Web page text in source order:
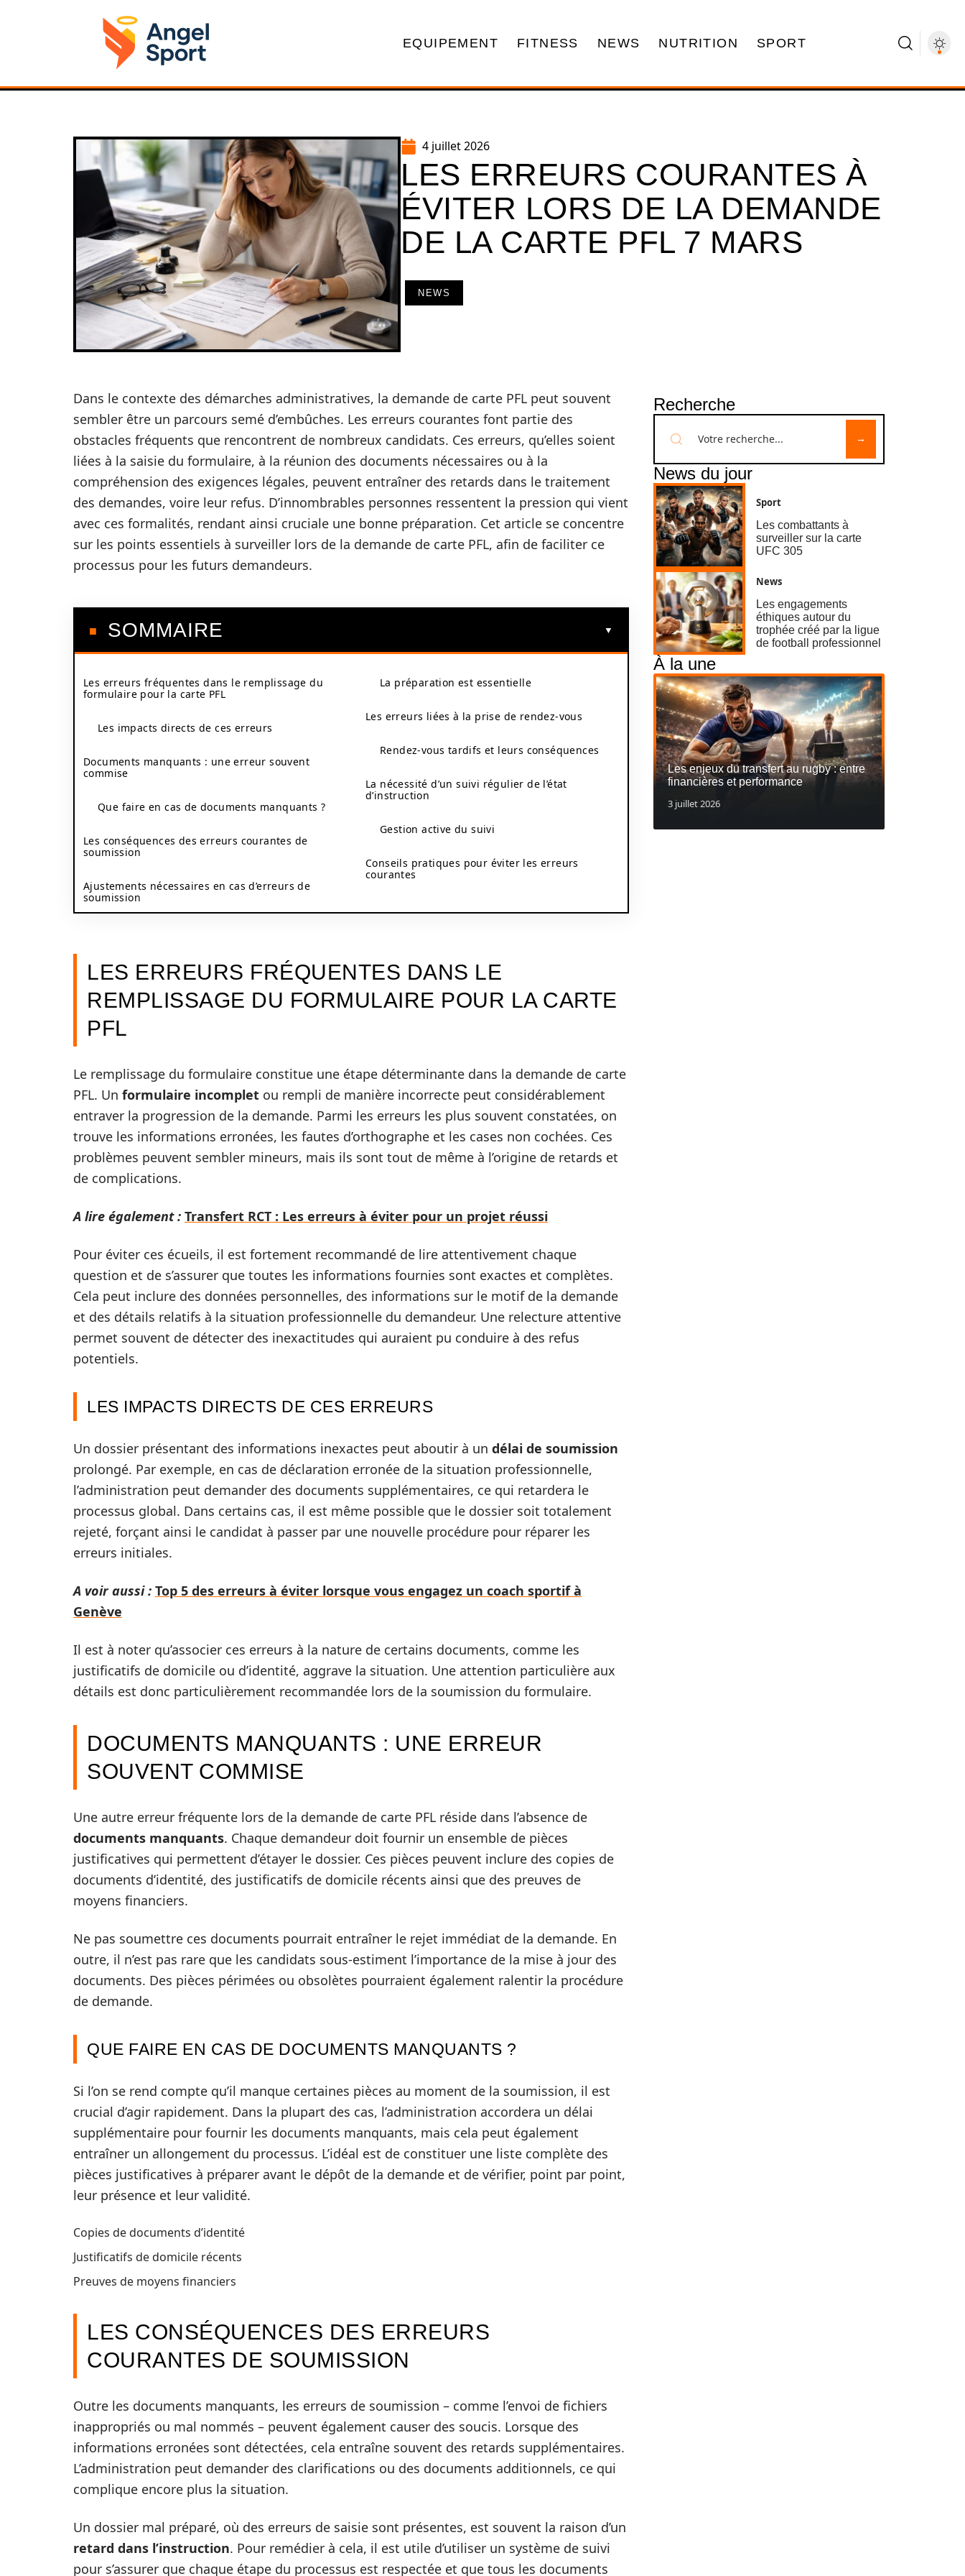
EQUIPEMENT FITNESS NEWS NUTRITION SPORT
4 juillet 2026
LES ERREURS COURANTES À
ÉVITER LORS DE LA DEMANDE
DE LA CARTE PFL 7 MARS
NEWS
Dans le contexte des démarches administratives, la demande de carte PFL peut souvent
sembler être un parcours semé d’embûches. Les erreurs courantes font partie des
obstacles fréquents que rencontrent de nombreux candidats. Ces erreurs, qu’elles soient
liées à la saisie du formulaire, à la réunion des documents nécessaires ou à la
compréhension des exigences légales, peuvent entraîner des retards dans le traitement
des demandes, voire leur refus. D’innombrables personnes ressentent la pression qui vient
avec ces formalités, rendant ainsi cruciale une bonne préparation. Cet article se concentre
sur les points essentiels à surveiller lors de la demande de carte PFL, afin de faciliter ce
processus pour les futurs demandeurs.
SOMMAIRE
Les erreurs fréquentes dans le remplissage du
formulaire pour la carte PFL
Les impacts directs de ces erreurs
Documents manquants : une erreur souvent
commise
Que faire en cas de documents manquants ?
Les conséquences des erreurs courantes de
soumission
Ajustements nécessaires en cas d’erreurs de
soumission
La préparation est essentielle
Les erreurs liées à la prise de rendez-vous
Rendez-vous tardifs et leurs conséquences
La nécessité d’un suivi régulier de l’état
d’instruction
Gestion active du suivi
Conseils pratiques pour éviter les erreurs
courantes
LES ERREURS FRÉQUENTES DANS LE
REMPLISSAGE DU FORMULAIRE POUR LA CARTE
PFL
Le remplissage du formulaire constitue une étape déterminante dans la demande de carte
PFL. Un formulaire incomplet ou rempli de manière incorrecte peut considérablement
entraver la progression de la demande. Parmi les erreurs les plus souvent constatées, on
trouve les informations erronées, les fautes d’orthographe et les cases non cochées. Ces
problèmes peuvent sembler mineurs, mais ils sont tout de même à l’origine de retards et
de complications.
A lire également : Transfert RCT : Les erreurs à éviter pour un projet réussi
Pour éviter ces écueils, il est fortement recommandé de lire attentivement chaque
question et de s’assurer que toutes les informations fournies sont exactes et complètes.
Cela peut inclure des données personnelles, des informations sur le motif de la demande
et des détails relatifs à la situation professionnelle du demandeur. Une relecture attentive
permet souvent de détecter des inexactitudes qui auraient pu conduire à des refus
potentiels.
LES IMPACTS DIRECTS DE CES ERREURS
Un dossier présentant des informations inexactes peut aboutir à un délai de soumission
prolongé. Par exemple, en cas de déclaration erronée de la situation professionnelle,
l’administration peut demander des documents supplémentaires, ce qui retardera le
processus global. Dans certains cas, il est même possible que le dossier soit totalement
rejeté, forçant ainsi le candidat à passer par une nouvelle procédure pour réparer les
erreurs initiales.
A voir aussi : Top 5 des erreurs à éviter lorsque vous engagez un coach sportif à
Genève
Il est à noter qu’associer ces erreurs à la nature de certains documents, comme les
justificatifs de domicile ou d’identité, aggrave la situation. Une attention particulière aux
détails est donc particulièrement recommandée lors de la soumission du formulaire.
DOCUMENTS MANQUANTS : UNE ERREUR
SOUVENT COMMISE
Une autre erreur fréquente lors de la demande de carte PFL réside dans l’absence de
documents manquants. Chaque demandeur doit fournir un ensemble de pièces
justificatives qui permettent d’étayer le dossier. Ces pièces peuvent inclure des copies de
documents d’identité, des justificatifs de domicile récents ainsi que des preuves de
moyens financiers.
Ne pas soumettre ces documents pourrait entraîner le rejet immédiat de la demande. En
outre, il n’est pas rare que les candidats sous-estiment l’importance de la mise à jour des
documents. Des pièces périmées ou obsolètes pourraient également ralentir la procédure
de demande.
QUE FAIRE EN CAS DE DOCUMENTS MANQUANTS ?
Si l’on se rend compte qu’il manque certaines pièces au moment de la soumission, il est
crucial d’agir rapidement. Dans la plupart des cas, l’administration accordera un délai
supplémentaire pour fournir les documents manquants, mais cela peut également
entraîner un allongement du processus. L’idéal est de constituer une liste complète des
pièces justificatives à préparer avant le dépôt de la demande et de vérifier, point par point,
leur présence et leur validité.
Copies de documents d’identité
Justificatifs de domicile récents
Preuves de moyens financiers
LES CONSÉQUENCES DES ERREURS
COURANTES DE SOUMISSION
Outre les documents manquants, les erreurs de soumission – comme l’envoi de fichiers
inappropriés ou mal nommés – peuvent également causer des soucis. Lorsque des
informations erronées sont détectées, cela entraîne souvent des retards supplémentaires.
L’administration peut demander des clarifications ou des documents additionnels, ce qui
complique encore plus la situation.
Un dossier mal préparé, où des erreurs de saisie sont présentes, est souvent la raison d’un
retard dans l’instruction. Pour remédier à cela, il est utile d’utiliser un système de suivi
pour s’assurer que chaque étape du processus est respectée et que tous les documents
Recherche
News du jour
Sport
Les combattants à
surveiller sur la carte
UFC 305
News
Les engagements
éthiques autour du
trophée créé par la ligue
de football professionnel
À la une
Les enjeux du transfert au rugby : entre
financières et performance
3 juillet 2026